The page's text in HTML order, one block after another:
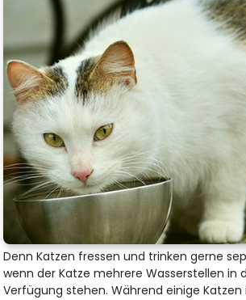
Denn Katzen fressen und trinken gerne
wenn der Katze mehrere Wasserstellen in
Verfügung stehen. Während einige Katzen